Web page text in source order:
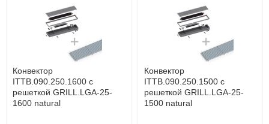
Доставка сантехники по Москве и Московской области
Наличный расчёт
Банковской картой на сайте в режиме реального
времени
Банковской картой при получении товара как при
доставке, так и самовывозом
Интернет-деньгами (Yandex-деньги, Web-money,
Qiwi-кошельки и другие).
Безналичный расчёт (возможно и с НДС)
подробнее...
Конвектор
ITTB.090.250.1600 с
решеткой GRILL.LGA-25-
1600 natural
Конвектор
ITTB.090.250.1500 с
решеткой GRILL.LGA-25-
1500 natural